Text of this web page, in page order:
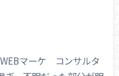
マーケ コンサルタ